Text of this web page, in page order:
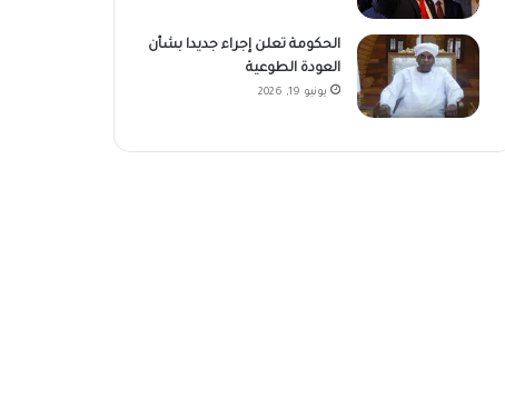
الحكومة تعلن إجراء جديدا بشأن
العودة الطوعية
يونيو 19, 2026